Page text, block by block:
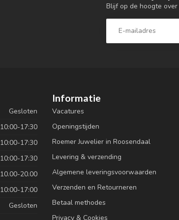
Blijf op de hoogte
Gesloten
10:00-17:30
10:00-17:30
10:00-17:30
10.00-20.00
10:00-17:00
Gesloten
Informatie
Vacatures
Openingstijden
Roemer Juwelier in Roosendaal
Levering & verzending
Algemene leveringsvoorwaarden
Verzenden en Retourneren
Betaal methodes
Privacy & Cookies